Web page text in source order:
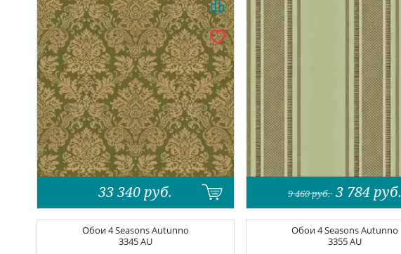
33 340 руб. 9 460руб. 3 784 руб.
Обои4 Seasons Autunno
3345 AU
Обои4 Seasons Autunno
3355 AU